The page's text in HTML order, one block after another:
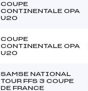
COUPE
CONTINENTALE OPA
U20
COUPE
CONTINENTALE OPA
U20
SAMSE NATIONAL
TOUR FFS 3 COUPE
DE FRANCE